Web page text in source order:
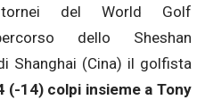
del World Golf
dello Sheshan
Shanghai (Cina) il golfista
(-14) colpi insieme a Tony